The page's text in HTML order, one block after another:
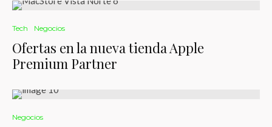
Tech Negocios
Ofertas en la nueva tienda Apple
Premium Partner
Negocios